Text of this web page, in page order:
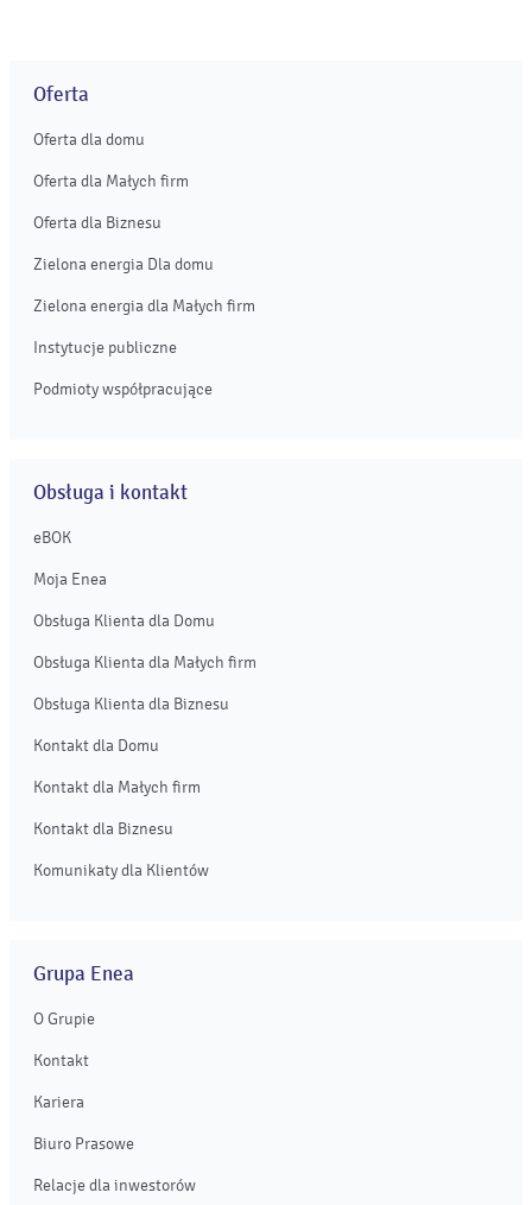
Oferta
Oferta dla domu
Oferta dla Małych firm
Oferta dla Biznesu
Zielona energia Dla domu
Zielona energia dla Małych firm
Instytucje publiczne
Podmioty współpracujące
Obsługa i kontakt
eBOK
Moja Enea
Obsługa Klienta dla Domu
Obsługa Klienta dla Małych firm
Obsługa Klienta dla Biznesu
Kontakt dla Domu
Kontakt dla Małych firm
Kontakt dla Biznesu
Komunikaty dla Klientów
Grupa Enea
O Grupie
Kontakt
Kariera
Biuro Prasowe
Relacje dla inwestorów